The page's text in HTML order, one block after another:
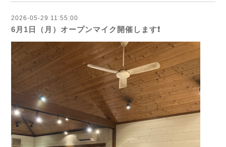
2026-05-29 11:55:00
6月1日（月）オープンマイク開催します❗️